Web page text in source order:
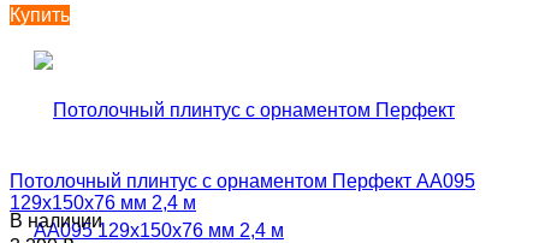
Купить
Потолочный плинтус с орнаментом Перфект AA095
129х150х76 мм 2,4 м
В наличии